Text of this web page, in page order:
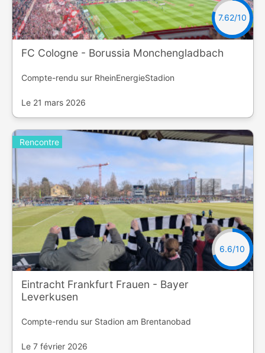
7.62/10
FC Cologne - Borussia Monchengladbach
Compte-rendu sur RheinEnergieStadion
Le 21 mars 2026
6.6/10
Rencontre
Eintracht Frankfurt Frauen - Bayer
Leverkusen
Compte-rendu sur Stadion am Brentanobad
Le 7 février 2026